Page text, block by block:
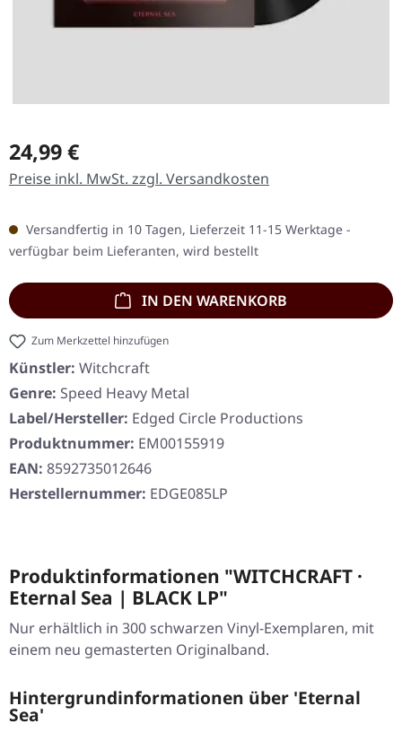
Regulärer Preis:
24,99 €
Preise inkl. MwSt. zzgl. Versandkosten
Versandfertig in 10 Tagen, Lieferzeit 11-15 Werktage -
verfügbar beim Lieferanten, wird bestellt
IN DEN WARENKORB
Zum Merkzettel hinzufügen
Künstler: Witchcraft
Genre: Speed Heavy Metal
Label/Hersteller: Edged Circle Productions
Produktnummer: EM00155919
EAN: 8592735012646
Herstellernummer: EDGE085LP
Produktinformationen "WITCHCRAFT ·
Eternal Sea | BLACK LP"
Nur erhältlich in 300 schwarzen Vinyl-Exemplaren, mit
einem neu gemasterten Originalband.
Hintergrundinformationen über 'Eternal
Sea'